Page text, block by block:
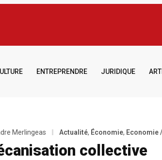
ENTREPRENDRE JURIDIQUE
Merlingeas Actualité, Économie, Economie
collective